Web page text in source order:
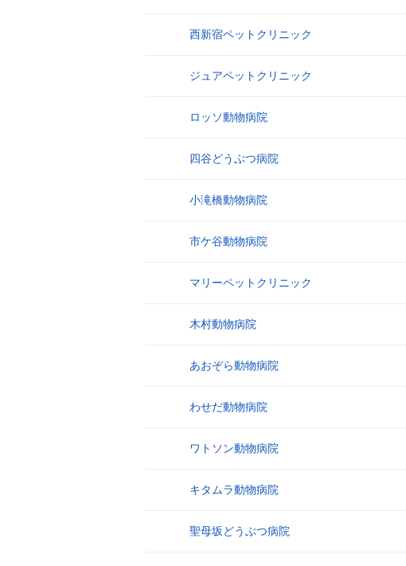
西新宿ペットクリニック
ジュアペットクリニック
ロッソ動物病院
四谷どうぶつ病院
小滝橋動物病院
市ケ谷動物病院
マリーペットクリニック
木村動物病院
あおぞら動物病院
わせだ動物病院
ワトソン動物病院
キタムラ動物病院
聖母坂どうぶつ病院